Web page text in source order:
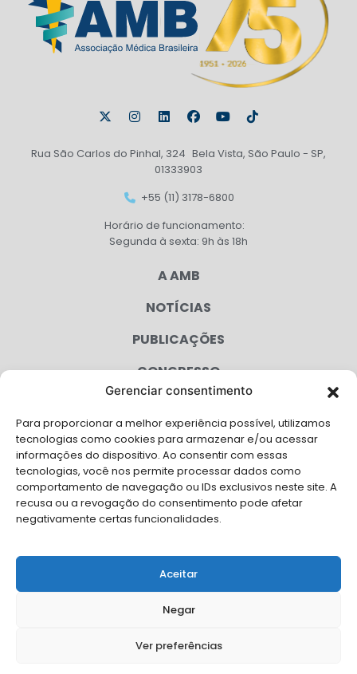
Gerenciar consentimento
Para proporcionar a melhor experiência possível, utilizamos
tecnologias como cookies para armazenar e/ou acessar
informações do dispositivo. Ao consentir com essas
tecnologias, você nos permite processar dados como
comportamento de navegação ou IDs exclusivos neste site. A
recusa ou a revogação do consentimento pode afetar
negativamente certas funcionalidades.
Aceitar
Negar
Ver preferências
Rua São Carlos do Pinhal, 324 Bela Vista, São Paulo - SP,
01333903
+55 (11) 3178-6800
Horário de funcionamento:
Segunda à sexta: 9h às 18h
A AMB
NOTÍCIAS
PUBLICAÇÕES
CONGRESSO
CAMPANHAS
SERVIÇOS
FILIADAS
FALE CONOSCO
Solicite Apoio Institucional da AMB para o seu evento